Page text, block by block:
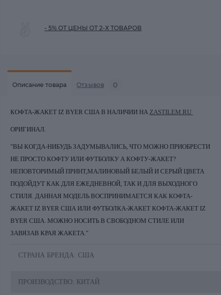
- 5% ОТ ЦЕНЫ ОТ 2-Х ТОВАРОВ
Описание товара Отзывов 0
КОФТА-ЖАКЕТ IZ BYER США В НАЛИЧИИ НА ZASTILEM.RU
ОРИГИНАЛ.
"ВЫ КОГДА-НИБУДЬ ЗАДУМЫВАЛИСЬ, ЧТО МОЖНО ПРИОБРЕСТИ
НЕ ПРОСТО КОФТУ ИЛИ ФУТБОЛКУ А КОФТУ-ЖАКЕТ?
НЕПОВТОРИМЫЙ ПРИНТ,МАЛИНОВЫЙ БЕЛЫЙ И СЕРЫЙ ЦВЕТА
ПОДОЙДУТ КАК ДЛЯ ЕЖЕДНЕВНОЙ, ТАК И ДЛЯ ВЫХОДНОГО
СТИЛЯ. ДАННАЯ МОДЕЛЬ ВОСПРИНИМАЕТСЯ КАК КОФТА-
ЖАКЕТ IZ BYER США ИЛИ ФУТБОЛКА-ЖАКЕТ КОФТА-ЖАКЕТ IZ
BYER США. МОЖНО НОСИТЬ В СВОБОДНОМ СТИЛЕ ИЛИ
ЗАВЯЗАВ КРАЯ ЖАКЕТА."
СТРАНА БРЕНДА: США
ПРОИЗВОДСТВО: КИТАЙ